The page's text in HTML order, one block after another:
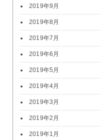
2019年9月
2019年8月
2019年7月
2019年6月
2019年5月
2019年4月
2019年3月
2019年2月
2019年1月